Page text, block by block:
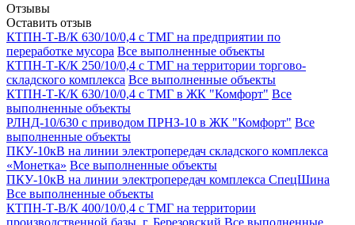
Отзывы
Оставить отзыв
КТПН-Т-В/К 630/10/0,4 с ТМГ на предприятии по
переработке мусора Все выполненные объекты
КТПН-Т-К/К 250/10/0,4 с ТМГ на территории торгово-
складского комплекса Все выполненные объекты
КТПН-Т-К/К 630/10/0,4 с ТМГ в ЖК "Комфорт" Все
выполненные объекты
РЛНД-10/630 с приводом ПРНЗ-10 в ЖК "Комфорт" Все
выполненные объекты
ПКУ-10кВ на линии электропередач складского комплекса
«Монетка» Все выполненные объекты
ПКУ-10кВ на линии электропередач комплекса СпецШина
Все выполненные объекты
КТПН-Т-В/К 400/10/0,4 с ТМГ на территории
производственной базы, г. Березовский Все выполненные